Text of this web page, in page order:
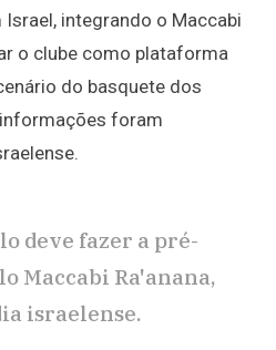
integrando o Maccabi
o clube como plataforma
do basquete dos
foram
deve fazer a pré-
Maccabi Ra'anana,
israelense.